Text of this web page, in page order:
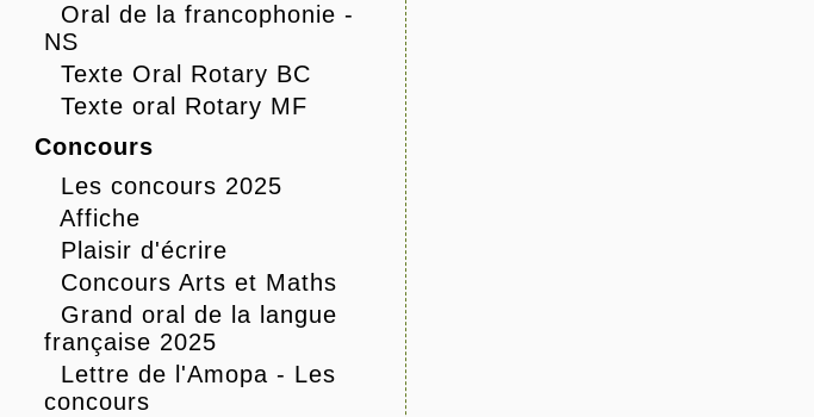
Oral de la francophonie -
NS
Texte Oral Rotary BC
Texte oral Rotary MF
Concours
Les concours 2025
Affiche
Plaisir d'écrire
Concours Arts et Maths
Grand oral de la langue
française 2025
Lettre de l'Amopa - Les
concours